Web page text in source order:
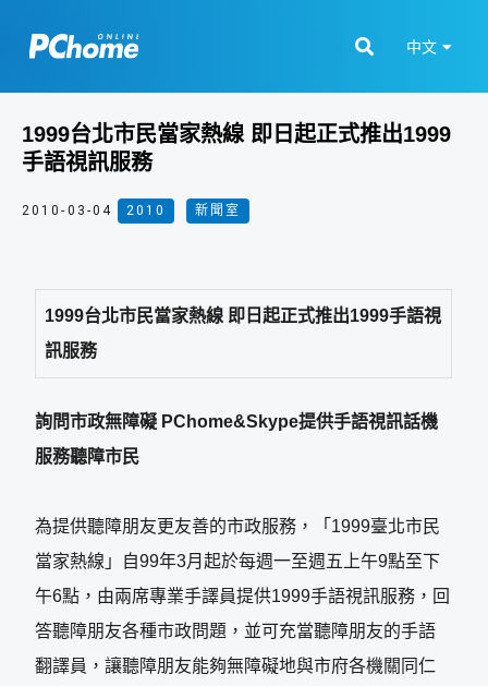
中文
1999台北市民當家熱線 即日起正式推出1999
手語視訊服務
2010-03-04 2010 新聞室
1999台北市民當家熱線 即日起正式推出1999手語視
訊服務
詢問市政無障礙 PChome&Skype提供手語視訊話機
服務聽障市民
為提供聽障朋友更友善的市政服務，「1999臺北市民
當家熱線」自99年3月起於每週一至週五上午9點至下
午6點，由兩席專業手譯員提供1999手語視訊服務，回
答聽障朋友各種市政問題，並可充當聽障朋友的手語
翻譯員，讓聽障朋友能夠無障礙地與市府各機關同仁